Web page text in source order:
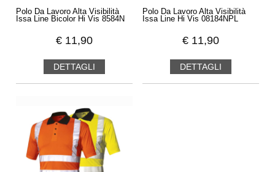
Polo Da Lavoro Alta Visibilità
Issa Line Bicolor Hi Vis 8584N
€ 11,90
DETTAGLI
Polo Da Lavoro Alta Visibilità
Issa Line Hi Vis 08184NPL
€ 11,90
DETTAGLI